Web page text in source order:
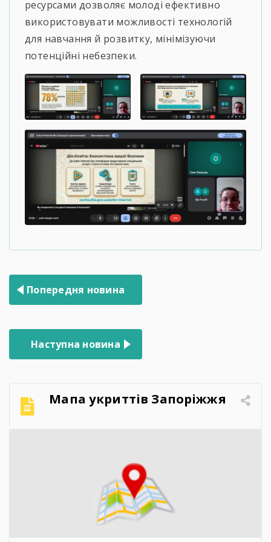
ресурсами дозволяє молоді ефективно
використовувати можливості технологій
для навчання й розвитку, мінімізуючи
потенційні небезпеки.
Навігація
записів
Попередня новина
Наступна новина
Мапа укриттів Запоріжжя